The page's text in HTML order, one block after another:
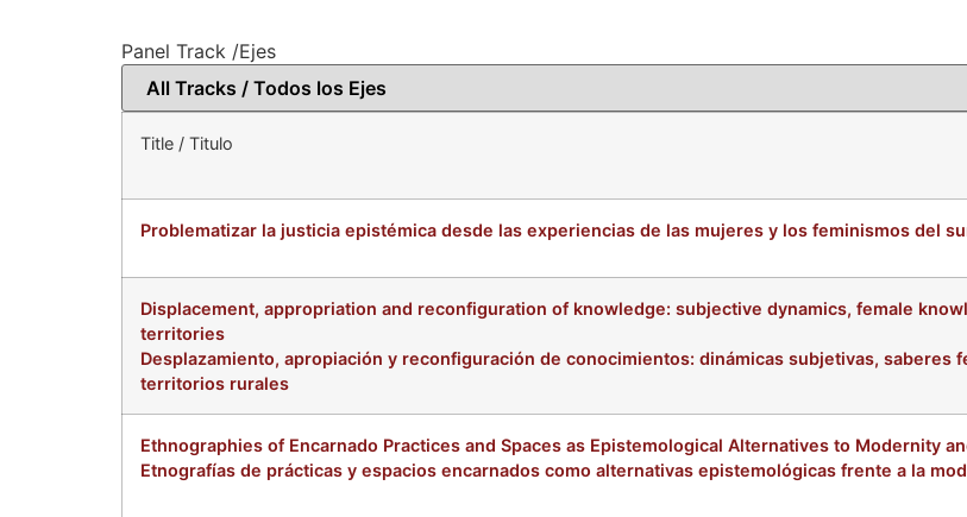
Panel Track /Ejes
Title / Titulo
Problematizar la justicia epistémica desde las experiencias de las mujeres y los feminismos del
Displacement, appropriation and reconfiguration of knowledge: subjective dynamics, female
territories
Desplazamiento, apropiación y reconfiguración de conocimientos: dinámicas subjetivas, saberes
territorios rurales
Ethnographies of Encarnado Practices and Spaces as Epistemological Alternatives to Modernity
Etnografías de prácticas y espacios encarnados como alternativas epistemológicas frente a la